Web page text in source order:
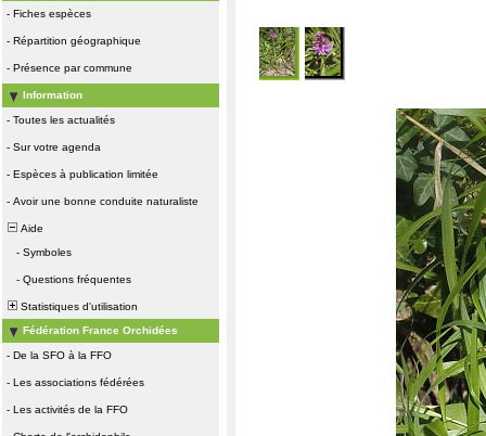
- Fiches espèces
- Répartition géographique
- Présence par commune
Information
- Toutes les actualités
- Sur votre agenda
- Espèces à publication limitée
- Avoir une bonne conduite naturaliste
Aide
- Symboles
- Questions fréquentes
Statistiques d'utilisation
Fédération France Orchidées
- De la SFO à la FFO
- Les associations fédérées
- Les activités de la FFO